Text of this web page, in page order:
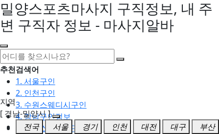
밀양스포츠마사지 구직정보, 내 주
변 구직자 정보 - 마사지알바
추천검색어
1. 서울구인
2. 인천구인
3. 수원스웨디시구인
4. 강남구인정보
5. 동탄스웨디시구인
지역
[ 경남-밀양시 ]
전국
서울 경기 인천 대전 대구
부산